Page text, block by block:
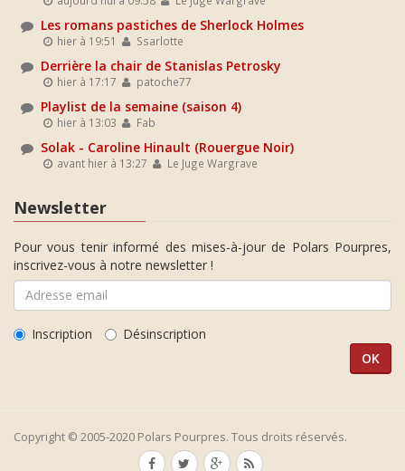
Les romans pastiches de Sherlock Holmes
hier à 19:51 Ssarlotte
Derrière la chair de Stanislas Petrosky
hier à 17:17 patoche77
Playlist de la semaine (saison 4)
hier à 13:03 Fab
Solak - Caroline Hinault (Rouergue Noir)
avant hier à 13:27 Le Juge Wargrave
Newsletter
Pour vous tenir informé des mises-à-jour de Polars Pourpres,
inscrivez-vous à notre newsletter !
Inscription Désinscription
Copyright © 2005-2020 Polars Pourpres. Tous droits réservés.